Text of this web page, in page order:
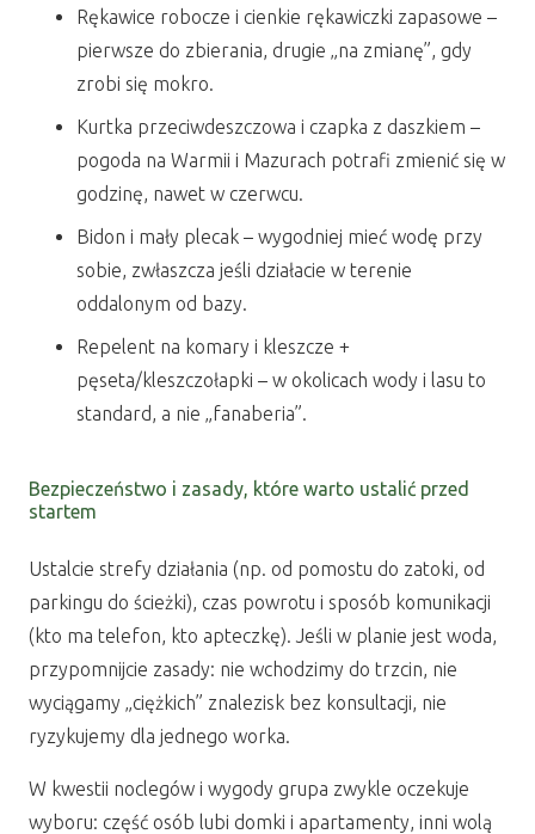
Rękawice robocze i cienkie rękawiczki zapasowe –
pierwsze do zbierania, drugie „na zmianę”, gdy
zrobi się mokro.
Kurtka przeciwdeszczowa i czapka z daszkiem –
pogoda na Warmii i Mazurach potrafi zmienić się w
godzinę, nawet w czerwcu.
Bidon i mały plecak – wygodniej mieć wodę przy
sobie, zwłaszcza jeśli działacie w terenie
oddalonym od bazy.
Repelent na komary i kleszcze +
pęseta/kleszczołapki – w okolicach wody i lasu to
standard, a nie „fanaberia”.
Bezpieczeństwo i zasady, które warto ustalić przed
startem
Ustalcie strefy działania (np. od pomostu do zatoki, od
parkingu do ścieżki), czas powrotu i sposób komunikacji
(kto ma telefon, kto apteczkę). Jeśli w planie jest woda,
przypomnijcie zasady: nie wchodzimy do trzcin, nie
wyciągamy „ciężkich” znalezisk bez konsultacji, nie
ryzykujemy dla jednego worka.
W kwestii noclegów i wygody grupa zwykle oczekuje
wyboru: część osób lubi domki i apartamenty, inni wolą